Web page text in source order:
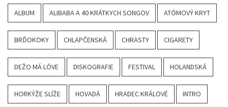
ALBUM ALIBABA A 40 KRÁTKYCH SONGOV ATÓMOVÝ KRYT
BRĎOKOKY CHLAPČENSKÁ CHRASTY CIGARETY
DEŽO MÁ LÓVE DISKOGRAFIE FESTIVAL HOLANDSKÁ
HORKÝŽE SLÍŽE HOVADÁ HRADEC KRÁLOVÉ INTRO